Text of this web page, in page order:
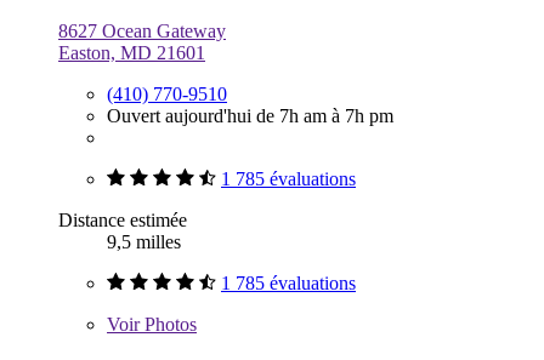
8627 Ocean Gateway
Easton, MD 21601
(410) 770-9510
Ouvert aujourd'hui de 7h am à 7h pm
1 785 évaluations
Distance estimée
9,5 milles
1 785 évaluations
VoirPhotos